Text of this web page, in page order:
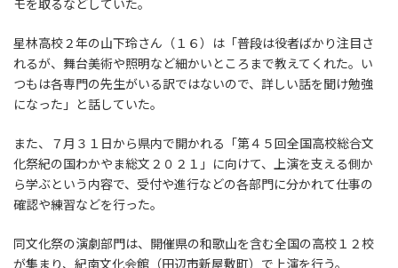
モを取るなどしていた。
星林高校２年の山下玲さん（１６）は「普段は役者ばかり注目さ
れるが、舞台美術や照明など細かいところまで教えてくれた。い
つもは各専門の先生がいる訳ではないので、詳しい話を聞け勉強
になった」と話していた。
また、７月３１日から県内で開かれる「第４５回全国高校総合文
化祭紀の国わかやま総文２０２１」に向けて、上演を支える側か
ら学ぶという内容で、受付や進行などの各部門に分かれて仕事の
確認や練習などを行った。
同文化祭の演劇部門は、開催県の和歌山を含む全国の高校１２校
が集まり、紀南文化会館（田辺市新屋敷町）で上演を行う。